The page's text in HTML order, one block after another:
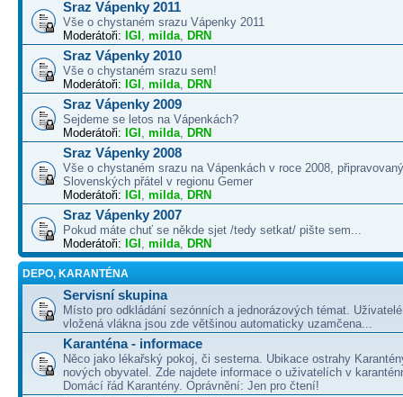
Sraz Vápenky 2011
Vše o chystaném srazu Vápenky 2011
Moderátoři: IGI , milda, DRN
Sraz Vápenky 2010
Vše o chystaném srazu sem!
Moderátoři: IGI , milda, DRN
Sraz Vápenky 2009
Sejdeme se letos na Vápenkách?
Moderátoři: IGI , milda, DRN
Sraz Vápenky 2008
Vše o chystaném srazu na Vápenkách v roce 2008,
Slovenských přátel v regionu Gemer
Moderátoři: IGI , milda, DRN
Sraz Vápenky 2007
Pokud máte chuť se někde sjet /tedy setkat/ pište sem...
Moderátoři: IGI , milda, DRN
DEPO, KARANTÉNA
Servisní skupina
Místo pro odkládání sezónních a jednorázových témat.
vložená vlákna jsou zde většinou automaticky uzamčena...
Karanténa - informace
Něco jako lékařský pokoj, či sesterna. Ubikace ostrahy
nových obyvatel. Zde najdete informace o uživatelích v
Domácí řád Karantény. Oprávnění: Jen pro čtení!